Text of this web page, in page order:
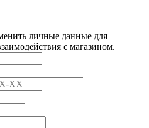
личные данные для
с магазином.